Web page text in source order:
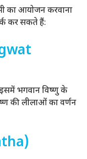
का आयोजन करवाना
कर सकते हैं:
इसमें भगवान विष्णु के
की लीलाओं का वर्णन